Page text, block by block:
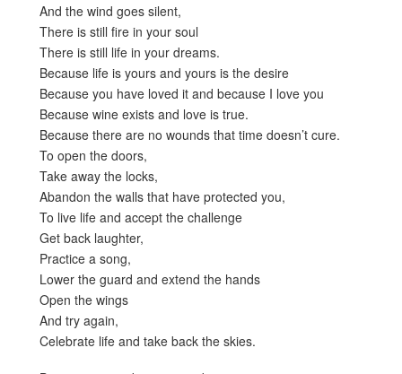
And the wind goes silent,
There is still fire in your soul
There is still life in your dreams.
Because life is yours and yours is the desire
Because you have loved it and because I love you
Because wine exists and love is true.
Because there are no wounds that time doesn’t cure.
To open the doors,
Take away the locks,
Abandon the walls that have protected you,
To live life and accept the challenge
Get back laughter,
Practice a song,
Lower the guard and extend the hands
Open the wings
And try again,
Celebrate life and take back the skies.